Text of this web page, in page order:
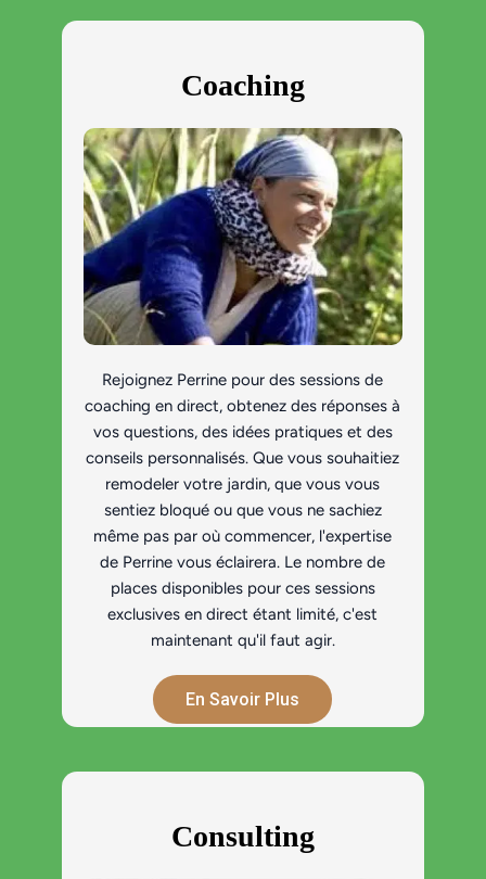
Coaching
Rejoignez Perrine pour des sessions de
coaching en direct, obtenez des réponses à
vos questions, des idées pratiques et des
conseils personnalisés. Que vous souhaitiez
remodeler votre jardin, que vous vous
sentiez bloqué ou que vous ne sachiez
même pas par où commencer, l'expertise
de Perrine vous éclairera. Le nombre de
places disponibles pour ces sessions
exclusives en direct étant limité, c'est
maintenant qu'il faut agir.
En Savoir Plus
Consulting